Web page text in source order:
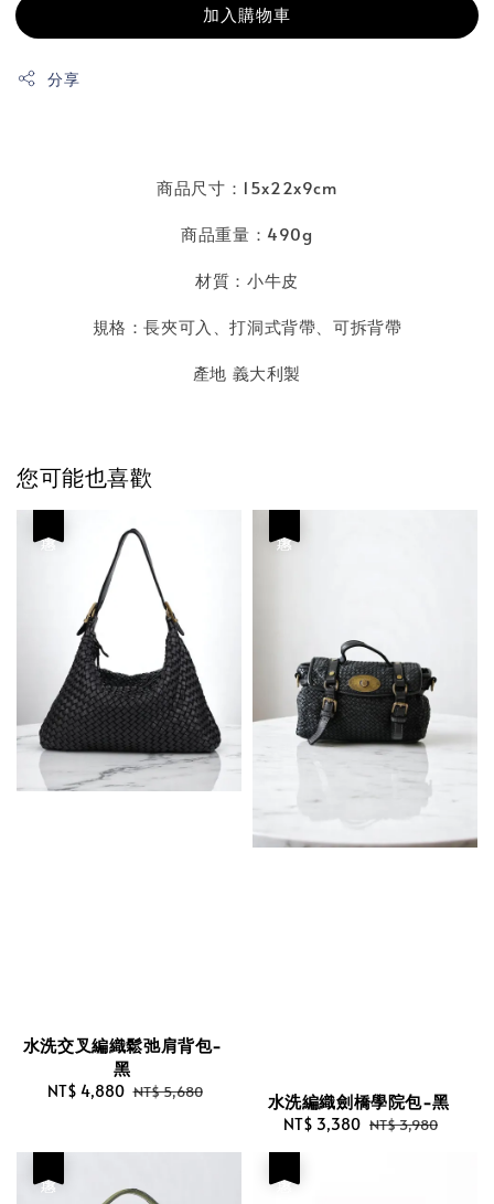
加入購物車
分享
商品尺寸：15x22x9cm
商品重量：490g
材質：小牛皮
規格：長夾可入、打洞式背帶、可拆背帶
產地 義大利製
您可能也喜歡
水洗交叉編織鬆弛肩背包-
黑
Sale
NT$ 4,880 Regular
NT$ 5,680 水洗編織劍橋學院包-黑
Sale
price
NT$ 3,380 Regular
NT$ 3,980